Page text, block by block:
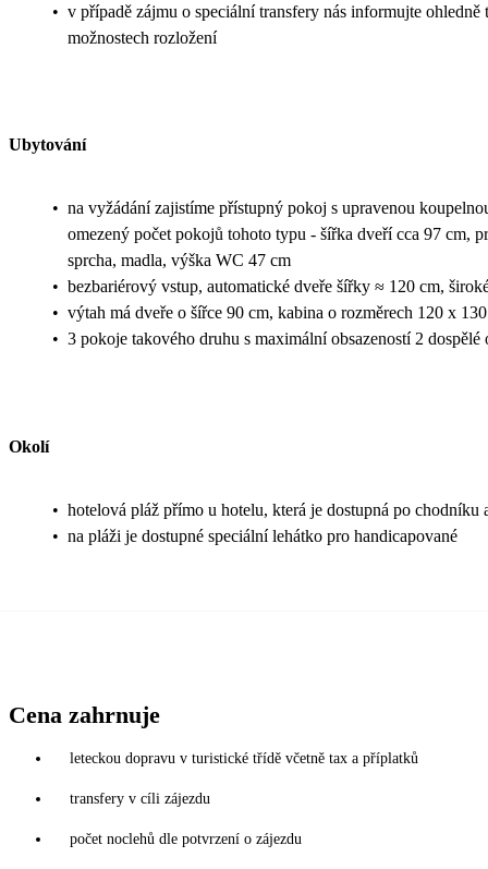
• v případě zájmu o speciální transfery nás informujte
možnostech rozložení
Ubytování
• na vyžádání zajistíme přístupný pokoj s upravenou
omezený počet pokojů tohoto typu - šířka dveří cca 97 cm,
sprcha, madla, výška WC 47 cm
• bezbariérový vstup, automatické dveře šířky ≈ 120 cm,
• výtah má dveře o šířce 90 cm, kabina o rozměrech 120 x
• 3 pokoje takového druhu s maximální obsazeností 2 dospělé
Okolí
• hotelová pláž přímo u hotelu, která je dostupná po chodníku
• na pláži je dostupné speciální lehátko pro handicapované
Cena zahrnuje
leteckou dopravu v turistické třídě včetně tax a příplatků
transfery v cíli zájezdu
počet noclehů dle potvrzení o zájezdu